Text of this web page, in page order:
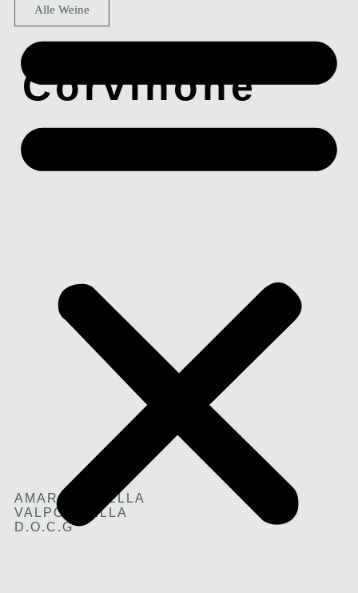
Alle Weine
Corvinone
AMARONE DELLA
VALPOLICELLA
D.O.C.G